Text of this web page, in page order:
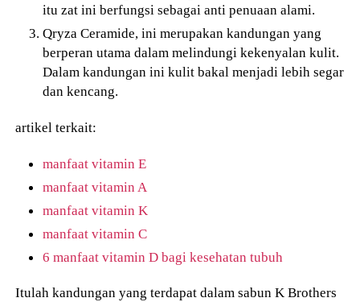
itu zat ini berfungsi sebagai anti penuaan alami.
Qryza Ceramide, ini merupakan kandungan yang
berperan utama dalam melindungi kekenyalan kulit.
Dalam kandungan ini kulit bakal menjadi lebih segar
dan kencang.
artikel terkait:
manfaat vitamin E
manfaat vitamin A
manfaat vitamin K
manfaat vitamin C
6 manfaat vitamin D bagi kesehatan tubuh
Itulah kandungan yang terdapat dalam sabun K Brothers